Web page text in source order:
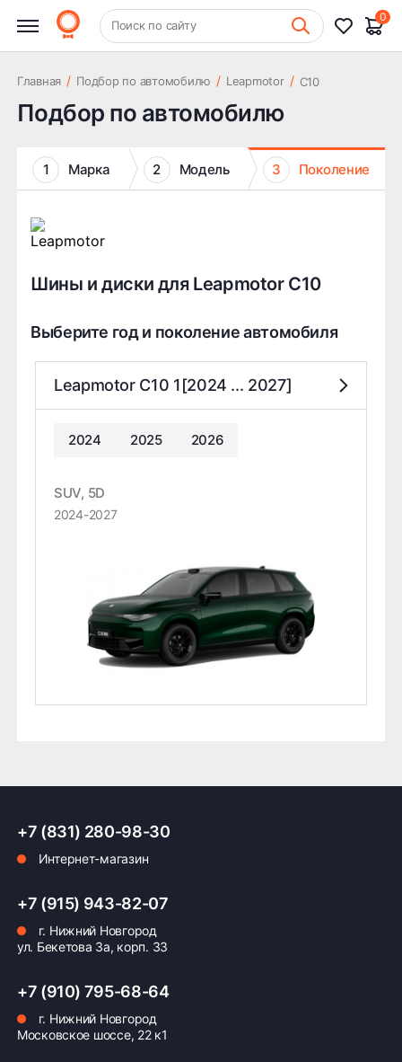
+7 (831) 261-35-35 Шиномонтаж
Поиск по сайту
0
Главная / Подбор по автомобилю / Leapmotor / C10
Подбор по автомобилю
1 Марка 2 Модель 3 Поколение
Шины и диски для Leapmotor C10
Выберите год и поколение автомобиля
Leapmotor C10 1[2024 ... 2027]
2024 2025 2026
SUV, 5D
2024-2027
+7 (831) 280-98-30
Интернет-магазин
+7 (915) 943-82-07
г. Нижний Новгород
ул. Бекетова 3а, корп. 33
+7 (910) 795-68-64
г. Нижний Новгород
Московское шоссе, 22 к1